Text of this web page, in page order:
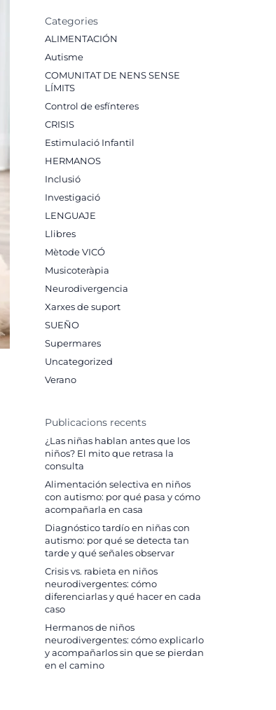
Categories
ALIMENTACIÓN
Autisme
COMUNITAT DE NENS SENSE
LÍMITS
Control de esfínteres
CRISIS
Estimulació Infantil
HERMANOS
Inclusió
Investigació
LENGUAJE
Llibres
Mètode VICÓ
Musicoteràpia
Neurodivergencia
Xarxes de suport
SUEÑO
Supermares
Uncategorized
Verano
Publicacions recents
¿Las niñas hablan antes que los
niños? El mito que retrasa la
consulta
Alimentación selectiva en niños
con autismo: por qué pasa y cómo
acompañarla en casa
Diagnóstico tardío en niñas con
autismo: por qué se detecta tan
tarde y qué señales observar
Crisis vs. rabieta en niños
neurodivergentes: cómo
diferenciarlas y qué hacer en cada
caso
Hermanos de niños
neurodivergentes: cómo explicarlo
y acompañarlos sin que se pierdan
en el camino